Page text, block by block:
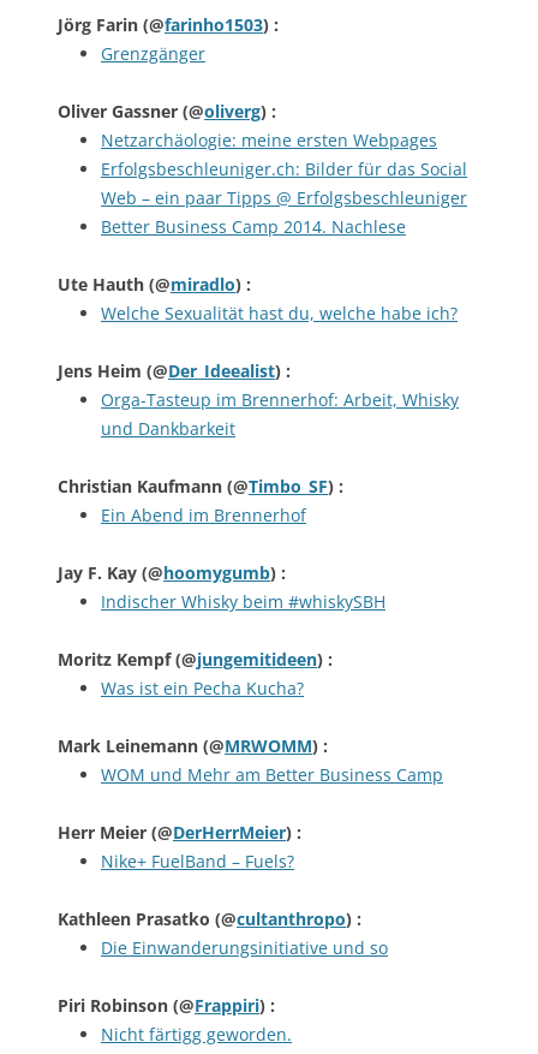
Jörg Farin (@farinho1503) :
Grenzgänger
Oliver Gassner (@oliverg) :
Netzarchäologie: meine ersten Webpages
Erfolgsbeschleuniger.ch: Bilder für das Social
Web – ein paar Tipps @ Erfolgsbeschleuniger
Better Business Camp 2014. Nachlese
Ute Hauth (@miradlo) :
Welche Sexualität hast du, welche habe ich?
Jens Heim (@Der_Ideealist) :
Orga-Tasteup im Brennerhof: Arbeit, Whisky
und Dankbarkeit
Christian Kaufmann (@Timbo_SF) :
Ein Abend im Brennerhof
Jay F. Kay (@hoomygumb) :
Indischer Whisky beim #whiskySBH
Moritz Kempf(@jungemitideen) :
Was ist ein Pecha Kucha?
Mark Leinemann (@MRWOMM) :
WOM und Mehr am Better Business Camp
Herr Meier (@DerHerrMeier) :
Nike+ FuelBand – Fuels?
Kathleen Prasatko (@cultanthropo) :
Die Einwanderungsinitiative und so
Piri Robinson (@Frappiri) :
Nicht färtigg geworden.